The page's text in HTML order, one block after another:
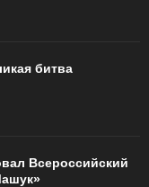
битва
Всероссийский